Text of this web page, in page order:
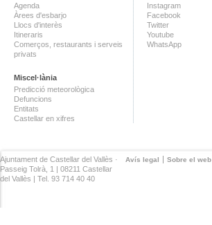
Agenda
Àrees d'esbarjo
Llocs d'interès
Itineraris
Comerços, restaurants i serveis
privats
Miscel·lània
Predicció meteorològica
Defuncions
Entitats
Castellar en xifres
Instagram
Facebook
Twitter
Youtube
WhatsApp
Avís legal Sobre el web
Ajuntament de Castellar del Vallès ·
Passeig Tolrà, 1 | 08211 Castellar
del Vallès | Tel. 93 714 40 40